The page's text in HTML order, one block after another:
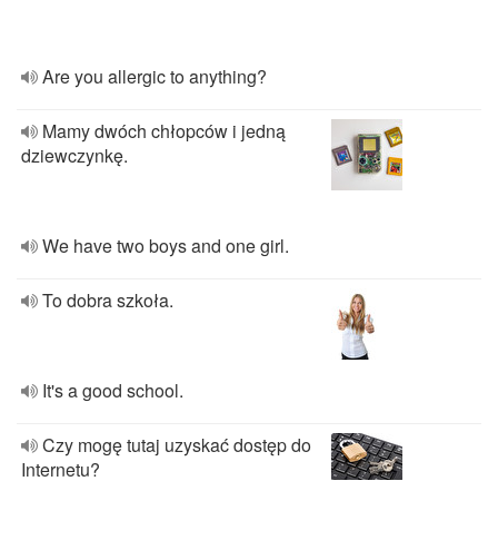
Are you allergic to anything?
Mamy dwóch chłopców i jedną
dziewczynkę.
We have two boys and one girl.
To dobra szkoła.
It's a good school.
Czy mogę tutaj uzyskać dostęp do
Internetu?